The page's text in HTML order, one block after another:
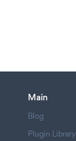
Main
Blog
Plugin Library